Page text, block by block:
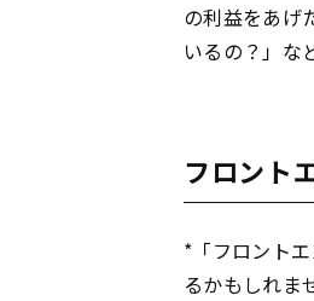
の利益をあげ
いるの？」な
フロント
*「フロント
るかもしれま